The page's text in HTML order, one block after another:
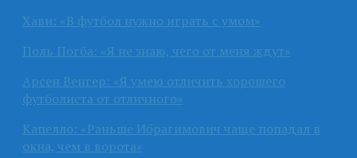
Хави: «В футбол нужно играть с умом»
Поль Погба: «Я не знаю, чего от меня ждут»
Арсен Венгер: «Я умею отличить хорошего
футболиста от отличного»
Капелло: «Раньше Ибрагимович чаще попадал в
окна, чем в ворота»